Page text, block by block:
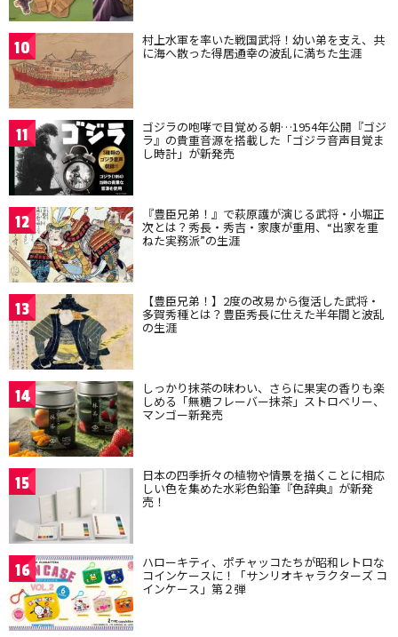
10 村上水軍を率いた戦国武将！幼い弟を支え、共
に海へ散った得居通幸の波乱に満ちた生涯
11 ゴジラの咆哮で目覚める朝…1954年公開『ゴジ
ラ』の貴重音源を搭載した「ゴジラ音声目覚ま
し時計」が新発売
12 『豊臣兄弟！』で萩原護が演じる武将・小堀正
次とは？秀長・秀吉・家康が重用、“出家を重
ねた実務派”の生涯
13 【豊臣兄弟！】2度の改易から復活した武将・
多賀秀種とは？豊臣秀長に仕えた半年間と波乱
の生涯
14 しっかり抹茶の味わい、さらに果実の香りも楽
しめる「無糖フレーバー抹茶」ストロベリー、
マンゴー新発売
15 日本の四季折々の植物や情景を描くことに相応
しい色を集めた水彩色鉛筆『色辞典』が新発
売！
16 ハローキティ、ポチャッコたちが昭和レトロな
コインケースに！「サンリオキャラクターズ コ
インケース」第２弾